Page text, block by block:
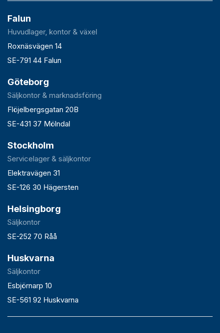
Falun
Huvudlager, kontor & växel
Roxnäsvägen 14
SE-791 44 Falun
Göteborg
Säljkontor & marknadsföring
Flöjelbergsgatan 20B
SE-431 37 Mölndal
Stockholm
Servicelager & säljkontor
Elektravägen 31
SE-126 30 Hägersten
Helsingborg
Säljkontor
SE-252 70 Råå
Huskvarna
Säljkontor
Esbjörnarp 10
SE-561 92 Huskvarna